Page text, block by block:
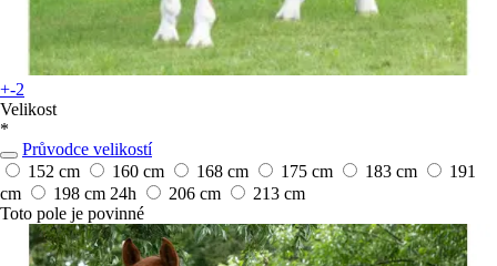
+-2
Velikost
*
Průvodce velikostí
152 cm
160 cm 168 cm 175 cm 183 cm
191
cm
198 cm 24h 206 cm
213 cm
Toto pole je povinné